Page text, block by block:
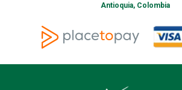
Antioquia, Colombia